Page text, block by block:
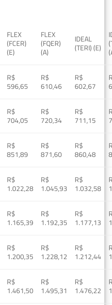
FLEX
(FCER)
(E)
FLEX
(FQER)
(A)
IDEAL
(TERI) (E)
R$
596,65
R$
610,46
R$
602,67
R$
704,05
R$
720,34
R$
711,15
R$
851,89
R$
871,60
R$
860,48
R$
1.022,28
R$
1.045,93
R$
1.032,58
R$
1.165,39
R$
1.192,35
R$
1.177,13
R$
1.200,35
R$
1.228,12
R$
1.212,44
R$
1.461,50
R$
1.495,31
R$
1.476,22